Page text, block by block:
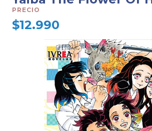
PRECIO
$12.990